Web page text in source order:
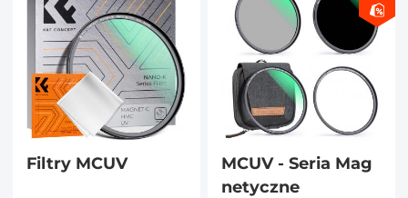
Filtry MCUV
MCUV - Seria Mag
netyczne